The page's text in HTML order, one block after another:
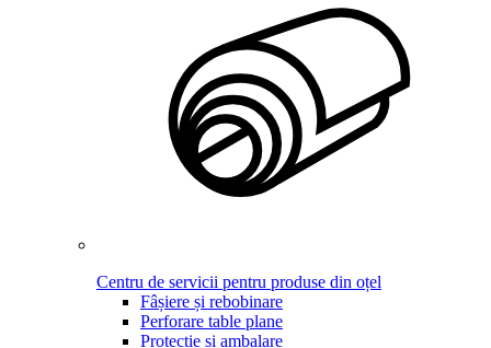
Centru de servicii pentru produse din oțel
Fâșiere și rebobinare
Perforare table plane
Protecție și ambalare